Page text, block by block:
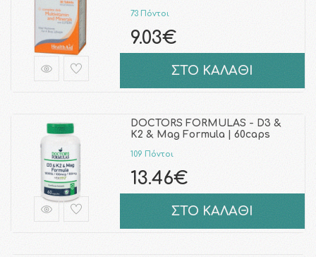
73 Πόντοι
9.03€
ΣΤΟ ΚΑΛΑΘΙ
DOCTORS FORMULAS - D3 &
K2 & Mag Formula | 60caps
109 Πόντοι
13.46€
ΣΤΟ ΚΑΛΑΘΙ